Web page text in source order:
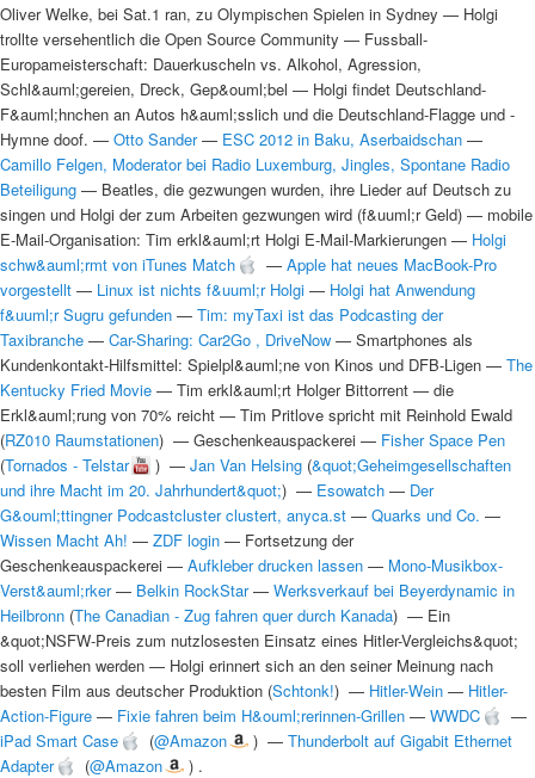
Oliver Welke, bei Sat.1 ran, zu Olympischen Spielen in Sydney — Holgi
trollte versehentlich die Open Source Community — Fussball-
Europameisterschaft: Dauerkuscheln vs. Alkohol, Agression,
Schl&auml;gereien, Dreck, Gep&ouml;bel — Holgi findet Deutschland-
F&auml;hnchen an Autos h&auml;sslich und die Deutschland-Flagge und -
Hymne doof. — Otto Sander— ESC 2012 in Baku, Aserbaidschan —
Camillo Felgen, Moderator bei Radio Luxemburg, Jingles, Spontane Radio
Beteiligung — Beatles, die gezwungen wurden, ihre Lieder auf Deutsch zu
singen und Holgi der zum Arbeiten gezwungen wird (f&uuml;r Geld) — mobile
E-Mail-Organisation: Tim erkl&auml;rt Holgi E-Mail-Markierungen — Holgi
schw&auml;rmt von iTunes Match
— Apple hat neues MacBook-Pro
vorgestellt — Linux ist nichts f&uuml;r Holgi — Holgi hat Anwendung
f&uuml;r Sugru gefunden — Tim: myTaxi ist das Podcasting der
Taxibranche — Car-Sharing: Car2Go , DriveNow — Smartphones als
Kundenkontakt-Hilfsmittel: Spielpl&auml;ne von Kinos und DFB-Ligen — The
Kentucky Fried Movie — Tim erkl&auml;rt Holger Bittorrent — die
Erkl&auml;rung von 70% reicht — Tim Pritlove spricht mit Reinhold Ewald
(RZ010 Raumstationen) — Geschenkeauspackerei — Fisher Space Pen
(Tornados - Telstar ) — Jan Van Helsing (&quot;Geheimgesellschaften
und ihre Macht im 20. Jahrhundert&quot;) — Esowatch — Der
G&ouml;ttingner Podcastcluster clustert, anyca.st — Quarks und Co. —
Wissen Macht Ah! — ZDF login — Fortsetzung der
Geschenkeauspackerei — Aufkleber drucken lassen — Mono-Musikbox-
Verst&auml;rker— Belkin RockStar— Werksverkauf bei Beyerdynamic in
Heilbronn (The Canadian - Zug fahren quer durch Kanada) — Ein
&quot;NSFW-Preis zum nutzlosesten Einsatz eines Hitler-Vergleichs&quot;
soll verliehen werden — Holgi erinnert sich an den seiner Meinung nach
besten Film aus deutscher Produktion (Schtonk!) — Hitler-Wein — Hitler-
Action-Figure — Fixie fahren beim H&ouml;rerinnen-Grillen — WWDC
—
iPad Smart Case
(@Amazon ) — Thunderbolt auf Gigabit Ethernet
Adapter
(@Amazon ) .